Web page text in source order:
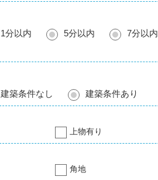
1分以内 5分以内 7分以内
建築条件なし 建築条件あり
上物有り
角地